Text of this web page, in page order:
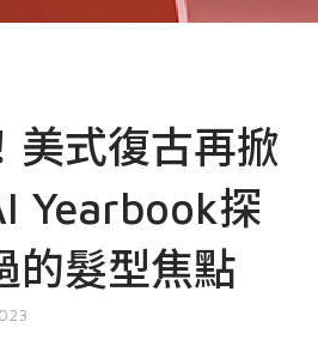
美式復古再掀
Yearbook探
的髮型焦點